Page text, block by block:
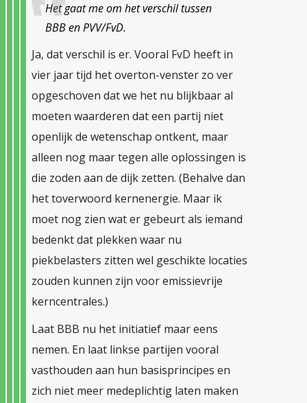
Het gaat me om het verschil tussen
BBB en PVV/FvD.
Ja, dat verschil is er. Vooral FvD heeft in
vier jaar tijd het overton-venster zo ver
opgeschoven dat we het nu blijkbaar al
moeten waarderen dat een partij niet
openlijk de wetenschap ontkent, maar
alleen nog maar tegen alle oplossingen is
die zoden aan de dijk zetten. (Behalve dan
het toverwoord kernenergie. Maar ik
moet nog zien wat er gebeurt als iemand
bedenkt dat plekken waar nu
piekbelasters zitten wel geschikte locaties
zouden kunnen zijn voor emissievrije
kerncentrales.)
Laat BBB nu het initiatief maar eens
nemen. En laat linkse partijen vooral
vasthouden aan hun basisprincipes en
zich niet meer medeplichtig laten maken